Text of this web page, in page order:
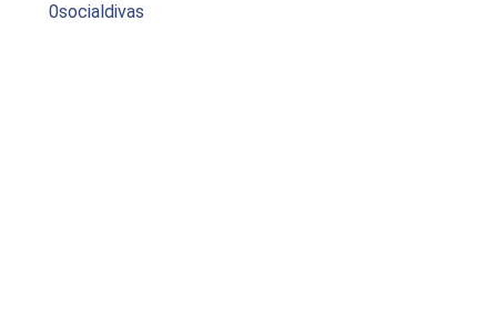
0socialdivas